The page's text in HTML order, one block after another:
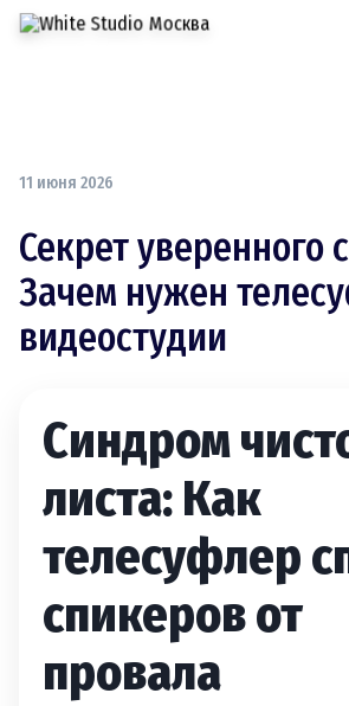
11 июня 2026
Секрет уверенного
Зачем нужен
видеостудии
Синдром
листа: Как
телесуфлер
спикеров от
провала